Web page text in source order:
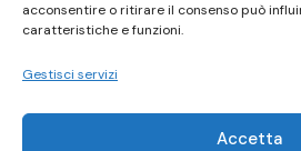
acconsentire o ritirare il consenso può
caratteristiche e funzioni.
Gestisci servizi
Accetta